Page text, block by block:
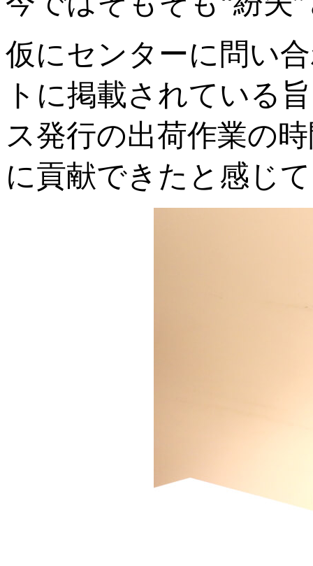
仮にセンターに問い
トに掲載されている
ス発行の出荷作業の
に貢献できたと感じ